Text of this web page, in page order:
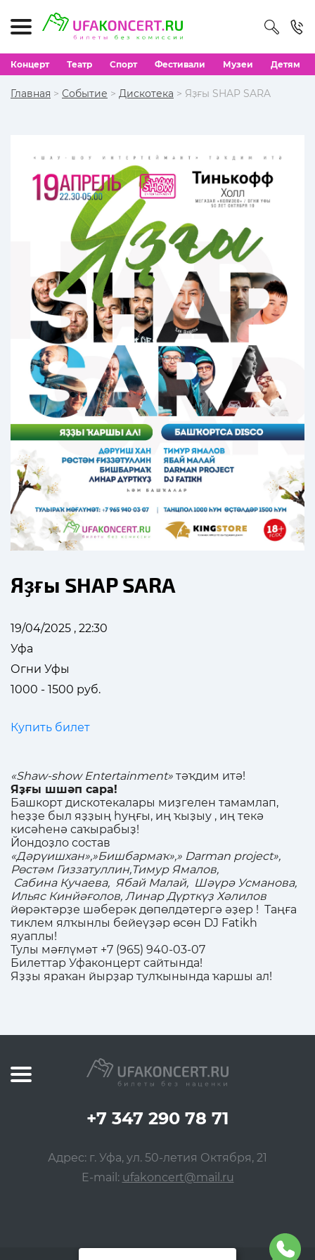
Концерт Театр Спорт Фестивали Музеи Детям
Главная > Событие > Дискотека > Яҙғы SHAP SARA
Яҙғы SHAP SARA
19/04/2025 , 22:30
Уфа
Огни Уфы
1000 - 1500 руб.
Купить билет
«Shaw-show Entertainment» тәҡдим итә!
Яҙғы шшәп сара!
Башкорт дискотекалары миҙгелен тамамлап,
һеҙҙе был яҙҙың һуңғы, иң ҡыҙыу , иң текә
кисәһенә саҡырабыҙ!
Йондоҙло состав
«Дәрүишхан»,»Бишбармаҡ»,» Darman project»,
Рөстәм Гиззатуллин,Тимур Ямалов,
Сабина Кучаева, Ябай Малай, Шәүрә Усманова,
Ильяс Кинйәғолов, Линар Дүрткүҙ Хәлилов
йөрәктәрҙе шәберәк дөпөлдәтергә әҙер ! Таңға
тиклем ялҡынлы бейеүҙәр өсөн DJ Fatikh
яуаплы!
Тулы мәғлүмәт +7 (965) 940-03-07
Билеттар Уфаконцерт сайтында!
Яҙҙы яраҡан йырҙар тулҡынында ҡаршы ал!
+7 347 290 78 71
Адрес: г. Уфа, ул. 50-летия Октября, 21
E-mail: ufakoncert@mail.ru